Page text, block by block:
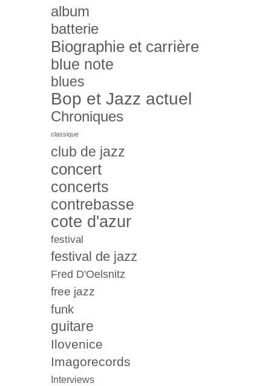
album
batterie
Biographie et carrière
blue note
blues
Bop et Jazz actuel
Chroniques
classique
club de jazz
concert
concerts
contrebasse
cote d'azur
festival
festival de jazz
Fred D'Oelsnitz
free jazz
funk
guitare
Ilovenice
Imagorecords
Interviews